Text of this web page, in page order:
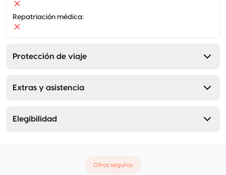
Repatriación médica:
Protección de viaje
Extras y asistencia
Elegibilidad
Otros seguros